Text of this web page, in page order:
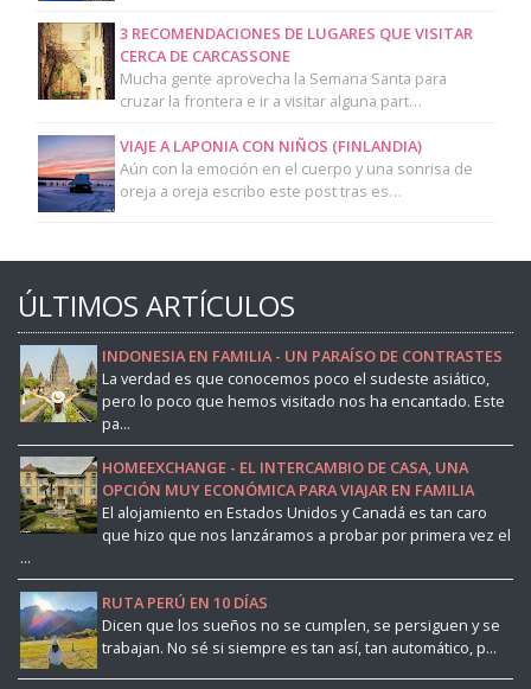
3 RECOMENDACIONES DE LUGARES QUE VISITAR
CERCA DE CARCASSONE
Mucha gente aprovecha la Semana Santa para
cruzar la frontera e ir a visitar alguna part…
VIAJE A LAPONIA CON NIÑOS (FINLANDIA)
Aún con la emoción en el cuerpo y una sonrisa de
oreja a oreja escribo este post tras es…
ÚLTIMOS ARTÍCULOS
INDONESIA EN FAMILIA - UN PARAÍSO DE CONTRASTES
La verdad es que conocemos poco el sudeste asiático,
pero lo poco que hemos visitado nos ha encantado. Este
pa...
HOMEEXCHANGE - EL INTERCAMBIO DE CASA, UNA
OPCIÓN MUY ECONÓMICA PARA VIAJAR EN FAMILIA
El alojamiento en Estados Unidos y Canadá es tan caro
que hizo que nos lanzáramos a probar por primera vez el
...
RUTA PERÚ EN 10 DÍAS
Dicen que los sueños no se cumplen, se persiguen y se
trabajan. No sé si siempre es tan así, tan automático, p...